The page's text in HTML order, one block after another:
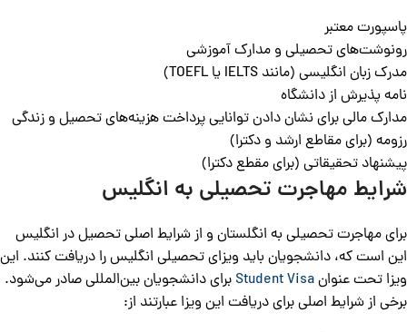
پاسپورت معتبر
رونوشت‌های تحصیلی و مدارک آموزشی
مدرک زبان انگلیسی (مانند IELTS یا TOEFL)
نامه پذیرش از دانشگاه
مدارک مالی برای نشان دادن توانایی پرداخت هزینه‌های تحصیل و زندگی
رزومه (برای مقاطع ارشد و دکترا)
پیشنهاد تحقیقاتی (برای مقطع دکترا)
شرایط مهاجرت تحصیلی به انگلیس
برای مهاجرت تحصیلی به انگلستان و از شرایط اصلی تحصیل در انگلیس
این است که، دانشجویان باید ویزای تحصیلی انگلیس را دریافت کنند. این
ویزا تحت عنوانStudent Visa برای دانشجویان بین‌المللی صادر می‌شود.
برخی از شرایط اصلی برای دریافت این ویزا عبارتند از: